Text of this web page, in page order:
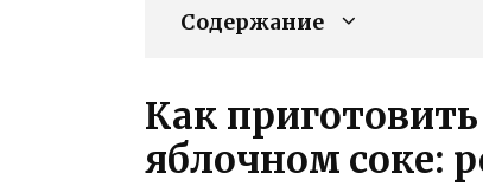
Содержание
Как
яблочном соке: